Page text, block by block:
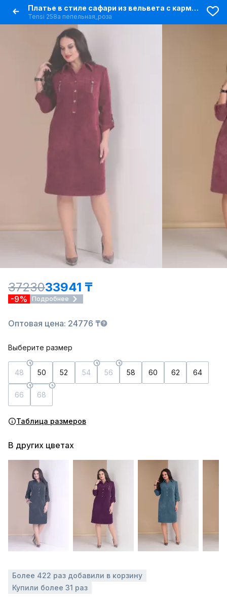
Платье в стиле сафари из вельвета с карманами и разрезами
Tensi 258а пепельная_роза
3723033941 ₸
-9% Подробнее
Оптовая цена: 24776 ₸
Выберите размер
48 50 52 54 56 58 60 62 64
66 68
Таблица размеров
В других цветах
Более 422 раз добавили в корзину
Купили более 31 раз